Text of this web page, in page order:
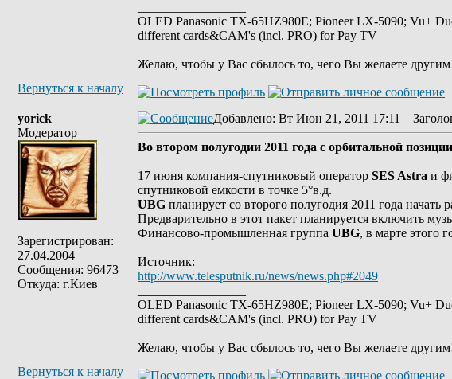
OLED Panasonic TX-65HZ980E; Pioneer LX-5090; Vu+
different cards&CAM's (incl. PRO) for Pay TV
Желаю, чтобы у Вас сбылось то, чего Вы желаете
Вернуться к началу
yorick
Модератор
Зарегистрирован:
27.04.2004
Сообщения: 96473
Откуда: г.Киев
Добавлено: Вт Июн 21, 2011 17:11
Во втором полугодии 2011 года с орбитальной
17 июня компания-спутниковый оператор SES Astra и
спутниковой емкости в точке 5°в.д.
UBG планирует со второго полугодия 2011 года начать
Предварительно в этот пакет планируется включить
Финансово-промышленная группа UBG, в марте этого
Источник:
http://www.telesputnik.ru/news/news.php#2049
OLED Panasonic TX-65HZ980E; Pioneer LX-5090; Vu+
different cards&CAM's (incl. PRO) for Pay TV
Желаю, чтобы у Вас сбылось то, чего Вы желаете
Вернуться к началу